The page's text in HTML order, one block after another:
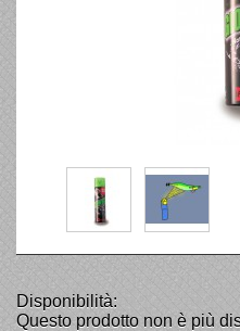
Disponibilità:
Questo prodotto non è più